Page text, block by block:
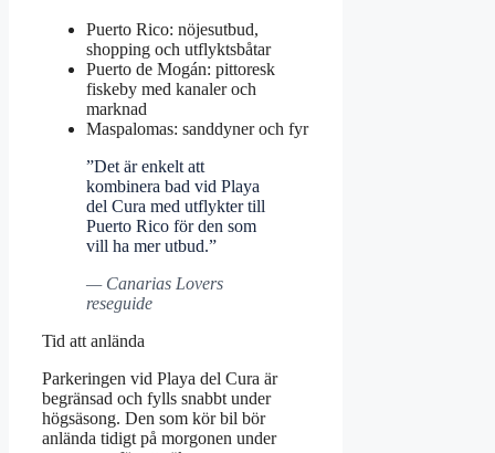
Puerto Rico: nöjesutbud,
shopping och utflyktsbåtar
Puerto de Mogán: pittoresk
fiskeby med kanaler och
marknad
Maspalomas: sanddyner och fyr
”Det är enkelt att
kombinera bad vid Playa
del Cura med utflykter till
Puerto Rico för den som
vill ha mer utbud.”
— Canarias Lovers
reseguide
Tid att anlända
Parkeringen vid Playa del Cura är
begränsad och fylls snabbt under
högsäsong. Den som kör bil bör
anlända tidigt på morgonen under